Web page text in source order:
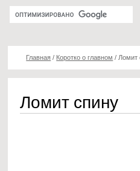
Главная / Коротко о главном / Ломит
Ломит спину